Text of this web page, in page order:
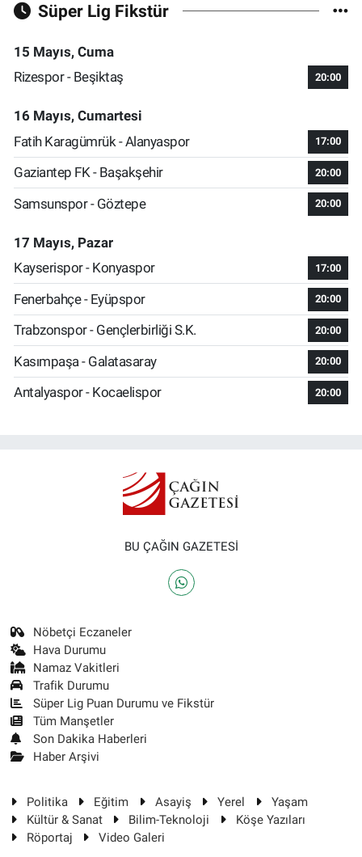
Süper Lig Fikstür
15 Mayıs, Cuma
Rizespor - Beşiktaş
20:00
16 Mayıs, Cumartesi
Fatih Karagümrük - Alanyaspor
17:00
Gaziantep FK - Başakşehir 20:00
Samsunspor - Göztepe 20:00
17 Mayıs, Pazar
Kayserispor - Konyaspor
17:00
Fenerbahçe - Eyüpspor 20:00
Trabzonspor - Gençlerbirliği S.K. 20:00
Kasımpaşa - Galatasaray 20:00
Antalyaspor - Kocaelispor 20:00
BU ÇAĞIN GAZETESİ
Nöbetçi Eczaneler
Hava Durumu
Namaz Vakitleri
Trafik Durumu
Süper Lig Puan Durumu ve Fikstür
Tüm Manşetler
Son Dakika Haberleri
Haber Arşivi
Politika Eğitim Asayiş Yerel
Yaşam
Kültür & Sanat
Bilim-Teknoloji
Köşe Yazıları
Röportaj
Video Galeri